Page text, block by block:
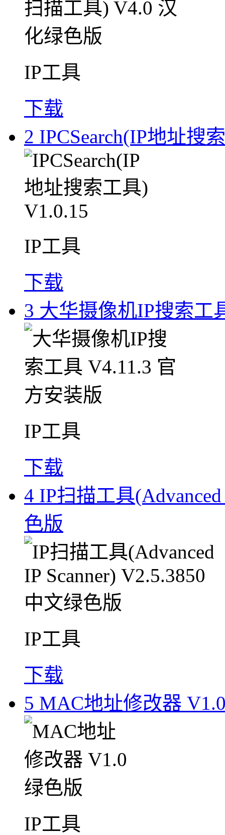
IP工具
下载
2 IPCSearch(IP地址搜
IP工具
下载
3 大华摄像机IP搜索工
IP工具
下载
4 IP扫描工具
色版
IP工具
下载
5 MAC地址修改器
IP工具